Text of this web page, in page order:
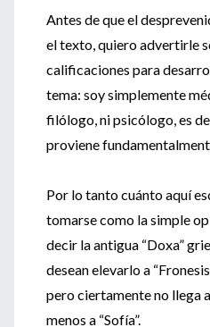
Antes de que el
el texto, quiero advertirle
calificaciones para
tema: soy simplemente
filólogo, ni psicólogo, es
proviene
Por lo tanto cuánto aquí
tomarse como la simple
decir la antigua “Doxa”
desean elevarlo a
pero ciertamente no llega
menos a “Sofía”.